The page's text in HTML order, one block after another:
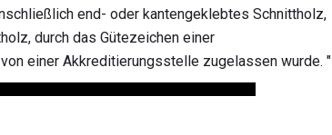
end- oder kantengeklebtes Schnittholz,
durch das Gütezeichen einer
einer Akkreditierungsstelle zugelassen wurde. "